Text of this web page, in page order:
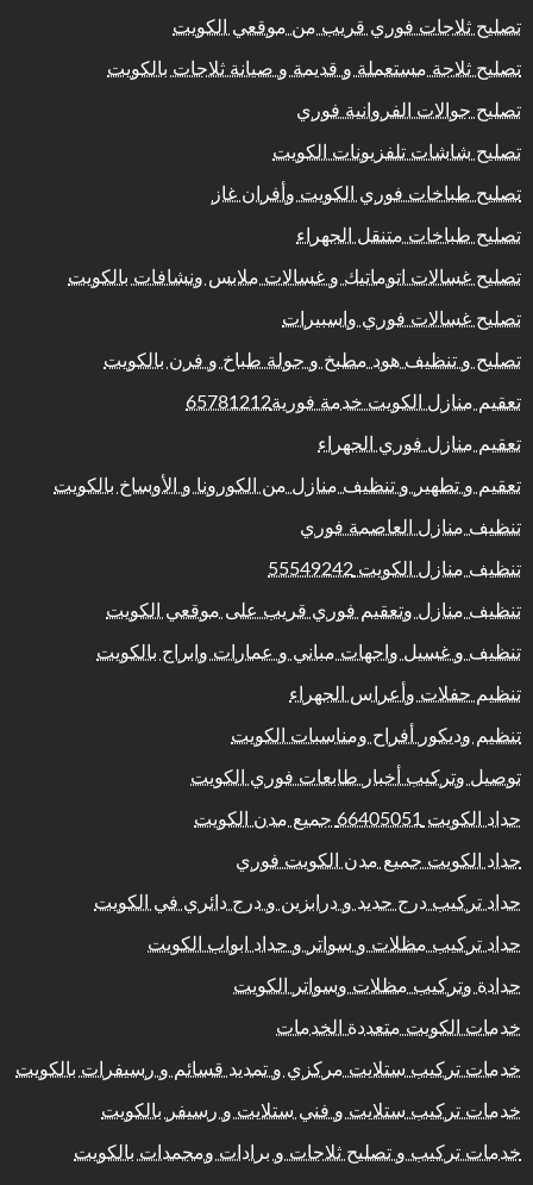
تصليح ثلاجات فوري قريب من موقعي الكويت
تصليح ثلاجة مستعملة و قديمة و صيانة ثلاجات بالكويت
تصليح جوالات الفروانية فوري
تصليح شاشات تلفزيونات الكويت
تصليح طباخات فوري الكويت وأفران غاز
تصليح طباخات متنقل الجهراء
تصليح غسالات اتوماتيك و غسالات ملابس ونشافات بالكويت
تصليح غسالات فوري واسبيرات
تصليح و تنظيف هود مطبخ و جولة طباخ و فرن بالكويت
تعقيم منازل الكويت خدمة فورية65781212
تعقيم منازل فوري الجهراء
تعقيم و تطهير و تنظيف منازل من الكورونا و الأوساخ بالكويت
تنظيف منازل العاصمة فوري
تنظيف منازل الكويت 55549242
تنظيف منازل وتعقيم فوري قريب على موقعي الكويت
تنظيف و غسيل واجهات مباني و عمارات وابراج بالكويت
تنظيم حفلات وأعراس الجهراء
تنظيم وديكور أفراح ومناسبات الكويت
توصيل وتركيب أخبار طابعات فوري الكويت
حداد الكويت 66405051 جميع مدن الكويت
حداد الكويت جميع مدن الكويت فوري
حداد تركيب درج حديد و درابزين و درج دائري في الكويت
حداد تركيب مظلات و سواتر و حداد ابواب الكويت
حدادة وتركيب مظلات وسواتر الكويت
خدمات الكويت متعددة الخدمات
خدمات تركيب ستلايت مركزي و تمديد قسائم و رسيفرات بالكويت
خدمات تركيب ستلايت و فني ستلايت و رسيفر بالكويت
خدمات تركيب و تصليح ثلاجات و برادات ومجمدات بالكويت